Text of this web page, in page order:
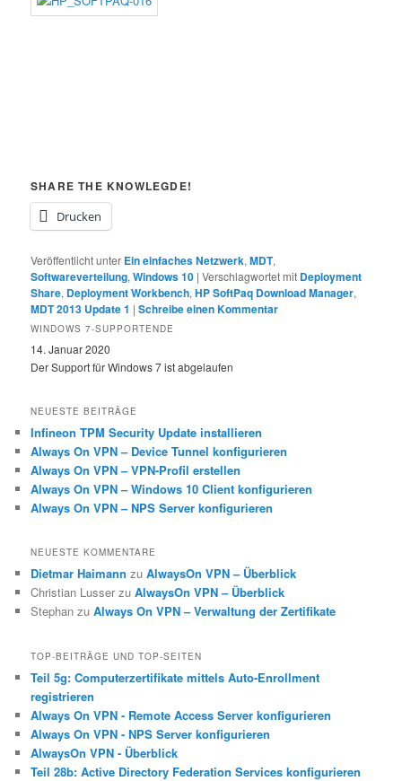
SHARE THE KNOWLEGDE!
Drucken
Veröffentlicht unter Ein einfaches Netzwerk,MDT,
Softwareverteilung,Windows 10 |Verschlagwortet mit Deployment
Share, Deployment Workbench,HP SoftPaq Download Manager,
MDT 2013 Update 1 |Schreibe einen Kommentar
WINDOWS 7-SUPPORTENDE
14. Januar 2020
Der Support für Windows 7 ist abgelaufen
NEUESTE BEITRÄGE
Infineon TPM Security Update installieren
Always On VPN – Device Tunnel konfigurieren
Always On VPN – VPN-Profil erstellen
Always On VPN – Windows 10 Client konfigurieren
Always On VPN – NPS Server konfigurieren
NEUESTE KOMMENTARE
Dietmar Haimann zuAlwaysOn VPN – Überblick
Christian Lusser zuAlwaysOn VPN – Überblick
Stephan zuAlways On VPN – Verwaltung der Zertifikate
TOP-BEITRÄGE UND TOP-SEITEN
Teil 5g: Computerzertifikate mittels Auto-Enrollment
registrieren
Always On VPN - Remote Access Server konfigurieren
Always On VPN - NPS Server konfigurieren
AlwaysOn VPN - Überblick
Teil 28b: Active Directory Federation Services konfigurieren